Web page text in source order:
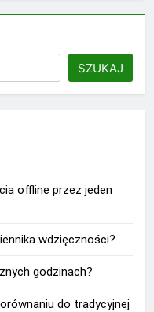
SZUKAJ
offline przez jeden
wdzięczności?
godzinach?
do tradycyjnej